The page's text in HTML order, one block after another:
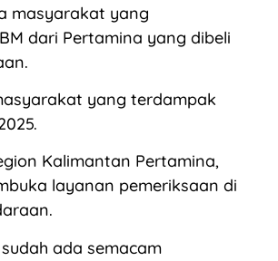
masyarakat yang
dari Pertamina yang dibeli
yang terdampak
Kalimantan Pertamina,
layanan pemeriksaan di
ada semacam